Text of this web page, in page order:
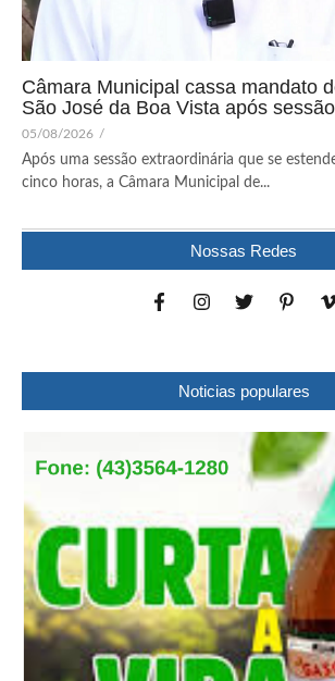
Câmara Municipal cassa mandato
São José da Boa Vista após
05/08/2026 /
Após uma sessão extraordinária que se
cinco horas, a Câmara Municipal de...
Nossas Redes
Noticias populares